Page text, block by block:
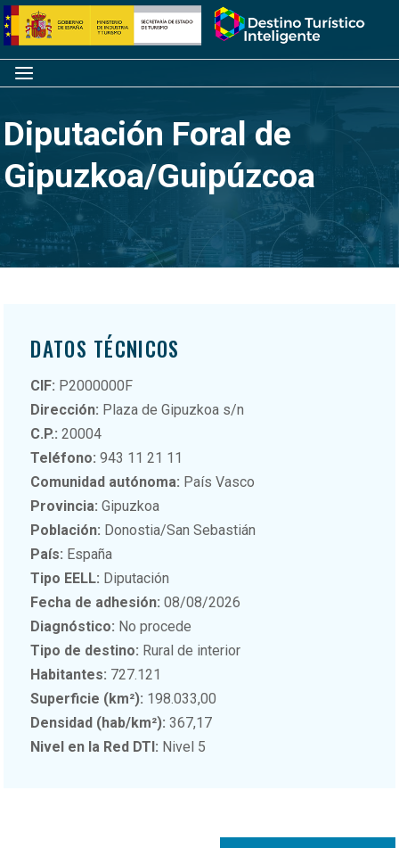
Saltar
al
contenido
Inicio
Menú
Diputación Foral de
Gipuzkoa/Guipúzcoa
DATOS TÉCNICOS
CIF: P2000000F
Dirección: Plaza de Gipuzkoa s/n
C.P.: 20004
Teléfono: 943 11 21 11
Comunidad autónoma: País Vasco
Provincia: Gipuzkoa
Población: Donostia/San Sebastián
País: España
Tipo EELL: Diputación
Fecha de adhesión: 08/08/2026
Diagnóstico: No procede
Tipo de destino: Rural de interior
Habitantes: 727.121
Superficie (km²): 198.033,00
Densidad (hab/km²): 367,17
Nivel en la Red DTI: Nivel 5